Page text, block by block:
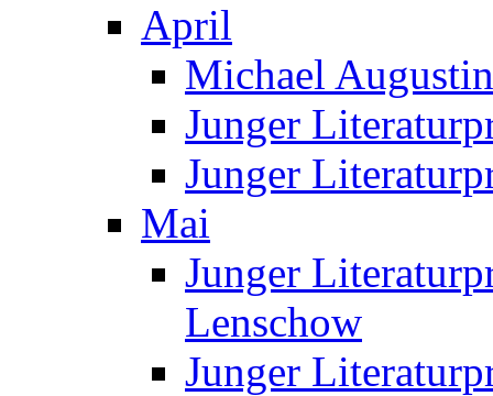
April
Michael
Junger
Junger
Mai
Junger
Lenschow
Junger